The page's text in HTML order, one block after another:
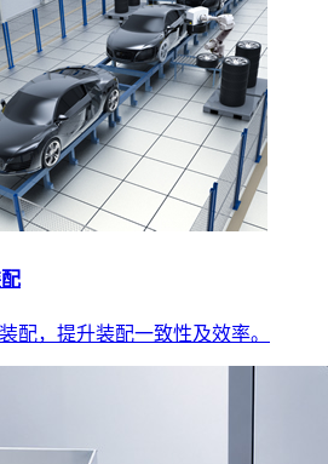
配，提升装配一致性及效率。